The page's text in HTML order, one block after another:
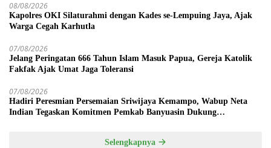
08/08/2026
Kapolres OKI Silaturahmi dengan Kades se-Lempuing Jaya, Ajak
Warga Cegah Karhutla
07/08/2026
Jelang Peringatan 666 Tahun Islam Masuk Papua, Gereja Katolik
Fakfak Ajak Umat Jaga Toleransi
07/08/2026
Hadiri Peresmian Persemaian Sriwijaya Kemampo, Wabup Neta
Indian Tegaskan Komitmen Pemkab Banyuasin Dukung
Selengkapnya